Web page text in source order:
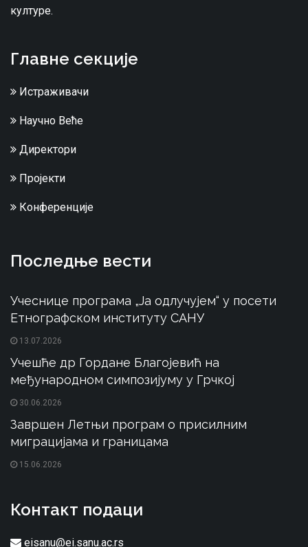
културе.
Главне секције
Истраживачи
Научно Веће
Директори
Пројекти
Конференције
Последње вести
Учеснице програма „Ја одлучујем“ у посети
Етнографском институту САНУ
13.07.2026
Учешће др Гордане Благојевић на
међународном симпозијуму у Грчкој
30.06.2026
Завршен Летњи програм о присилним
миграцијама и границама
15.06.2026
Контакт подаци
eisanu@ei.sanu.ac.rs